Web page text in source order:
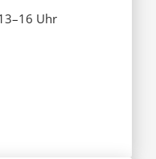
Uhr